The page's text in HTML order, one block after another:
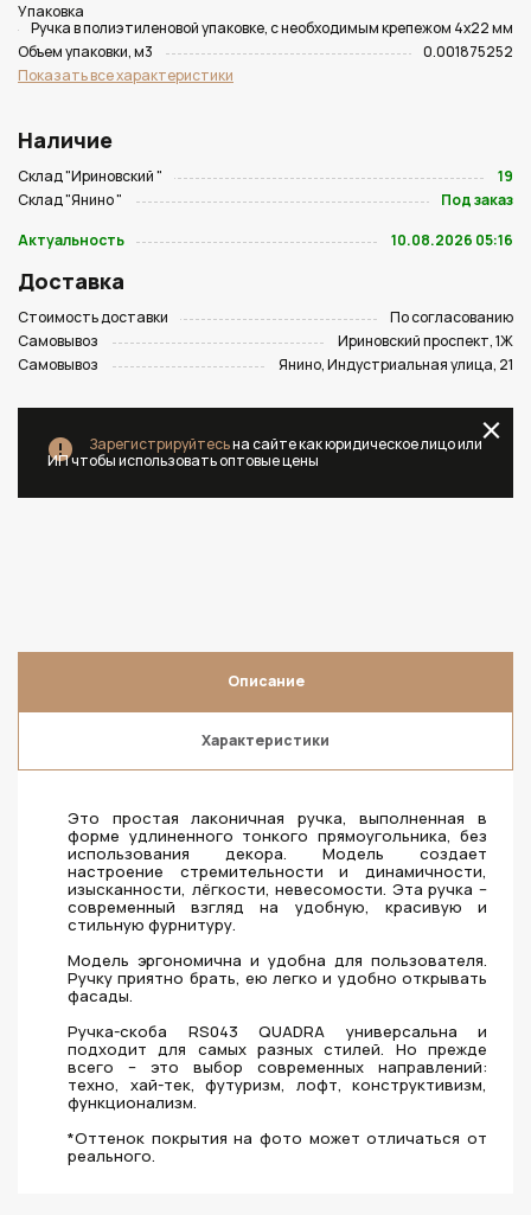
Упаковка
Ручка в полиэтиленовой упаковке, с необходимым крепежом 4х22 мм
Объем упаковки, м3
0.001875252
Показать все характеристики
Наличие
Склад "Ириновский "
19
Склад "Янино "
Под заказ
Актуальность
10.08.2026 05:16
Доставка
Стоимость доставки
По согласованию
Самовывоз
Ириновский проспект, 1Ж
Самовывоз
Янино, Индустриальная улица, 21
Зарегистрируйтесьна сайте как юридическое лицо или
ИП чтобы использовать оптовые цены
Описание
Характеристики
Это простая лаконичная ручка, выполненная в
форме удлиненного тонкого прямоугольника, без
использования декора. Модель создает
настроение стремительности и динамичности,
изысканности, лёгкости, невесомости. Эта ручка –
современный взгляд на удобную, красивую и
стильную фурнитуру.
Модель эргономична и удобна для пользователя.
Ручку приятно брать, ею легко и удобно открывать
фасады.
Ручка-скоба RS043 QUADRA универсальна и
подходит для самых разных стилей. Но прежде
всего – это выбор современных направлений:
техно, хай-тек, футуризм, лофт, конструктивизм,
функционализм.
*Оттенок покрытия на фото может отличаться от
реального.